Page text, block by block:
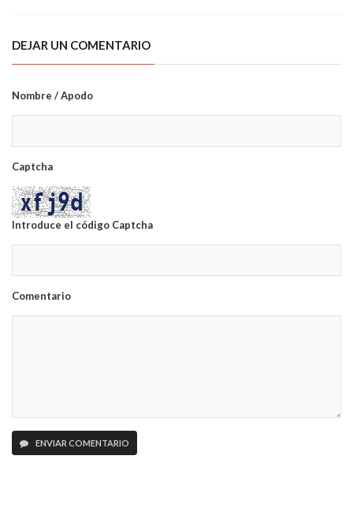
DEJAR UN COMENTARIO
Nombre / Apodo
Captcha
Introduce el código Captcha
Comentario
ENVIAR COMENTARIO